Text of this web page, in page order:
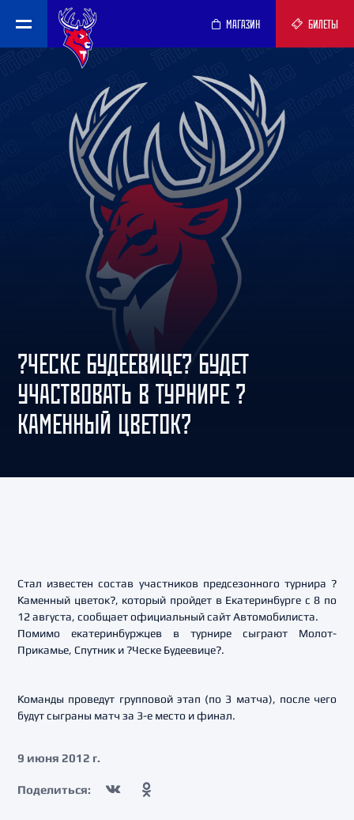
МАГАЗИН БИЛЕТЫ
?ЧЕСКЕ БУДЕЕВИЦЕ? БУДЕТ
УЧАСТВОВАТЬ В ТУРНИРЕ ?
КАМЕННЫЙ ЦВЕТОК?
Стал известен состав участников предсезонного турнира ?
Каменный цветок?, который пройдет в Екатеринбурге с 8 по
12 августа, сообщает официальный сайт Автомобилиста.
Помимо екатеринбуржцев в турнире сыграют Молот-
Прикамье, Спутник и ?Ческе Будеевице?.
Команды проведут групповой этап (по 3 матча), после чего
будут сыграны матч за 3-е место и финал.
9 июня 2012 г.
Поделиться: